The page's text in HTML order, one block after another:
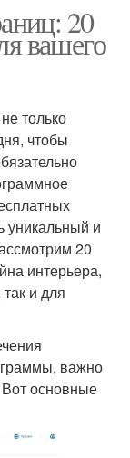
20
вашего
только
чтобы
уникальный и
20
интерьера,
и для
важно
основные